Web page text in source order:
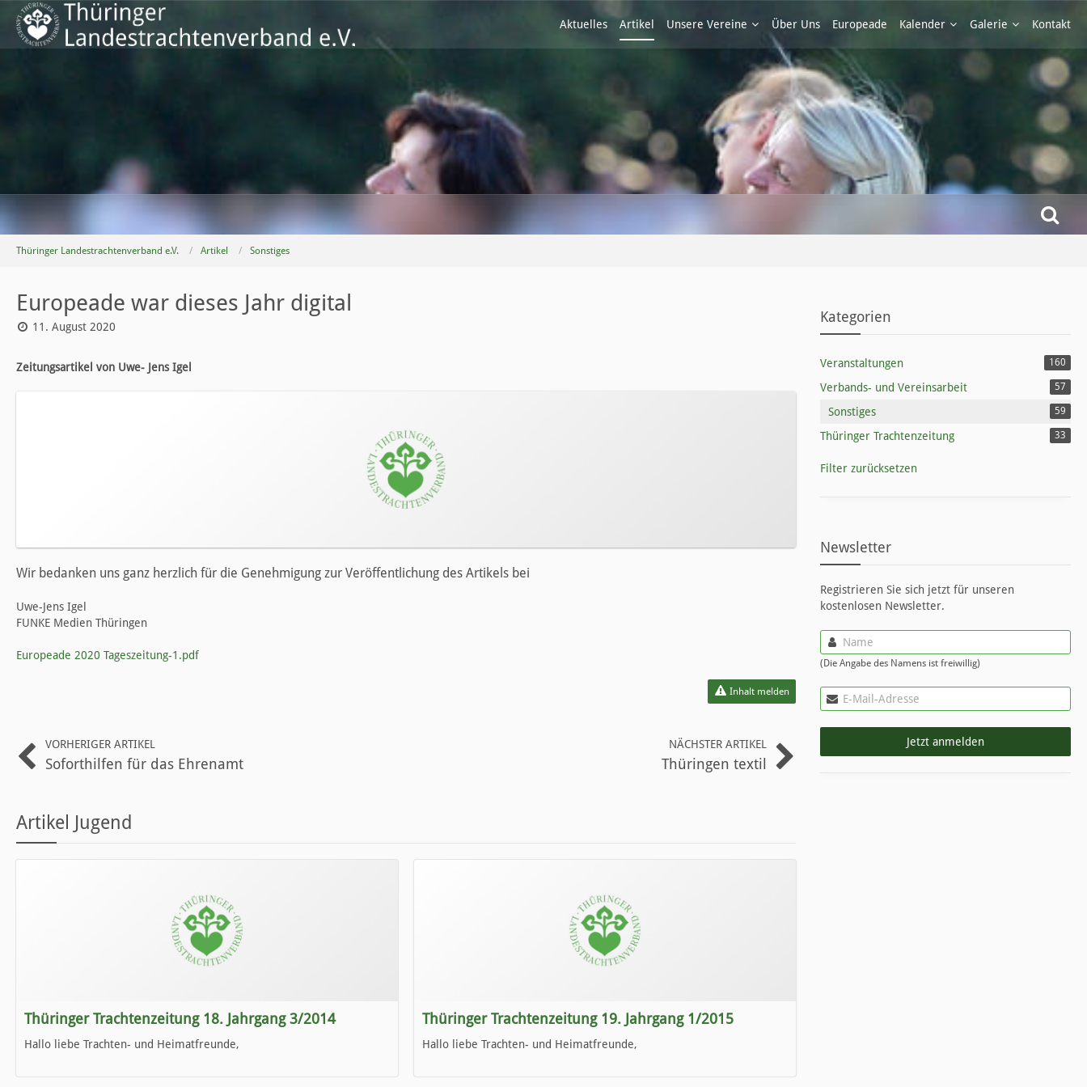
Aktuelles Artikel Unsere Vereine Über Uns Europeade Kalender Galerie Kontakt
Thüringer Landestrachtenverband e.V. Artikel Sonstiges
Europeade war dieses Jahr digital
11. August 2020
Zeitungsartikel von Uwe- Jens Igel
Wir bedanken uns ganz herzlich für die Genehmigung zur Veröffentlichung des Artikels bei
Uwe-Jens Igel
FUNKE Medien Thüringen
Europeade 2020 Tageszeitung-1.pdf
Inhalt melden
VORHERIGER ARTIKEL
Soforthilfen für das Ehrenamt
NÄCHSTER ARTIKEL
Thüringen textil
Artikel Jugend
Thüringer Trachtenzeitung 18. Jahrgang 3/2014
Hallo liebe Trachten- und Heimatfreunde,
Thüringer Trachtenzeitung 19. Jahrgang 1/2015
Hallo liebe Trachten- und Heimatfreunde,
Kategorien
Veranstaltungen 160
Verbands- und Vereinsarbeit 57
Sonstiges 59
Thüringer Trachtenzeitung 33
Filter zurücksetzen
Newsletter
Registrieren Sie sich jetzt für unseren
kostenlosen Newsletter.
(Die Angabe des Namens ist freiwillig)
Jetzt anmelden